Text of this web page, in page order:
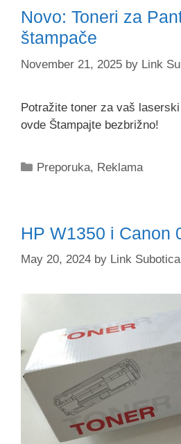
Novo: Toneri za
štampače
November 21, 2025 by Link
Potražite toner za vaš
ovde Štampajte bezbrižno!
Categories
Preporuka, Reklama
HP W1350 i Canon
May 20, 2024 by Link Subotica